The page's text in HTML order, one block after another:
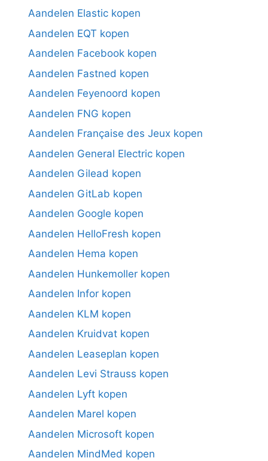
Aandelen Elastic kopen
Aandelen EQT kopen
Aandelen Facebook kopen
Aandelen Fastned kopen
Aandelen Feyenoord kopen
Aandelen FNG kopen
Aandelen Française des Jeux kopen
Aandelen General Electric kopen
Aandelen Gilead kopen
Aandelen GitLab kopen
Aandelen Google kopen
Aandelen HelloFresh kopen
Aandelen Hema kopen
Aandelen Hunkemoller kopen
Aandelen Infor kopen
Aandelen KLM kopen
Aandelen Kruidvat kopen
Aandelen Leaseplan kopen
Aandelen Levi Strauss kopen
Aandelen Lyft kopen
Aandelen Marel kopen
Aandelen Microsoft kopen
Aandelen MindMed kopen